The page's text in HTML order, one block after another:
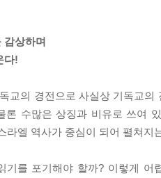
위에 펼쳤다. 구약 시대 선지자
펼쳐 놓고는 예수를 왕으로 맞
살렘에 입성한 예수 그리스도」
자들에게 말하였다. “내가 너희
는 날에 죽은 자 가운데서 살아
감상하며
다!
교의 경전으로 사실상 기독교
론 수많은 상징과 비유로 쓰여
라엘 역사가 중심이 되어 펼쳐지
기를 포기해야 할까? 이렇게